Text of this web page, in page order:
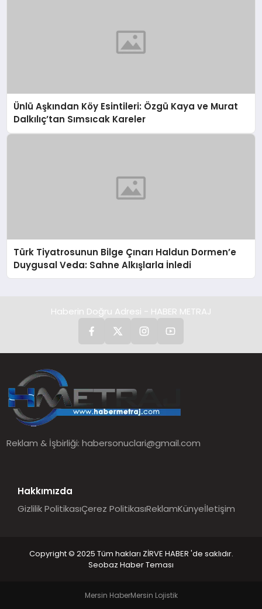
Ünlü Aşkından Köy Esintileri: Özgü Kaya ve Murat
Dalkılıç’tan Sımsıcak Kareler
Türk Tiyatrosunun Bilge Çınarı Haldun Dormen’e
Duygusal Veda: Sahne Alkışlarla İnledi
Haberin Doğru Adresi - HABER METRAJ
Reklam & İşbirliği:habersonuclari@gmail.com
Hakkımızda
Gizlilik PolitikasıÇerez PolitikasıReklamKünyeİletişim
Copyright © 2025 Tüm hakları ZİRVE HABER 'de saklıdır.
Seobaz Haber Teması
Mersin HaberMersin Lojistik